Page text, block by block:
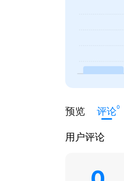
预览 评论0
用户评论